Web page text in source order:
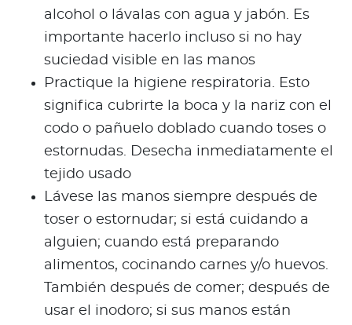
alcohol o lávalas con agua y jabón. Es
importante hacerlo incluso si no hay
suciedad visible en las manos
Practique la higiene respiratoria. Esto
significa cubrirte la boca y la nariz con el
codo o pañuelo doblado cuando toses o
estornudas. Desecha inmediatamente el
tejido usado
Lávese las manos siempre después de
toser o estornudar; si está cuidando a
alguien; cuando está preparando
alimentos, cocinando carnes y/o huevos.
También después de comer; después de
usar el inodoro; si sus manos están